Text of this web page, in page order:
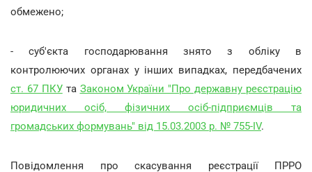
обмежено;
- суб'єкта господарювання знято з обліку в
контролюючих органах у інших випадках, передбачених
ст. 67 ПКУта Законом України "Про державну реєстрацію
юридичних осіб, фізичних осіб-підприємців та
громадських формувань" від 15.03.2003 р. № 755-IV.
Повідомлення про скасування реєстрації ПРРО